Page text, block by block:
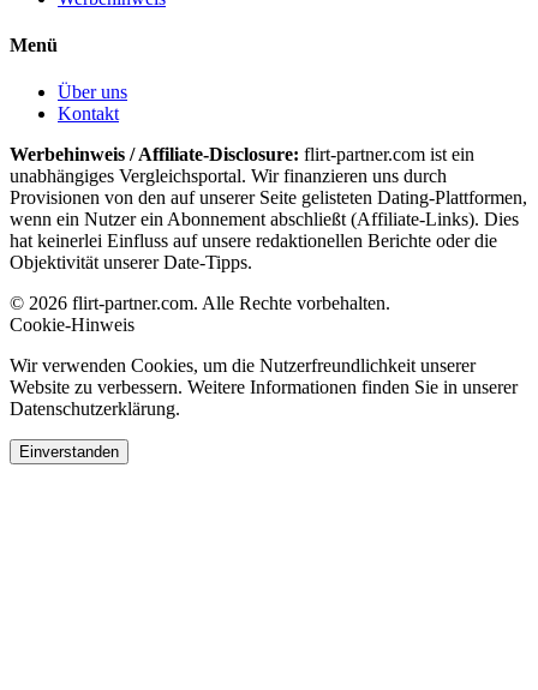
Menü
Über uns
Kontakt
Werbehinweis / Affiliate-Disclosure: flirt-partner.com ist ein
unabhängiges Vergleichsportal. Wir finanzieren uns durch
Provisionen von den auf unserer Seite gelisteten Dating-Plattformen,
wenn ein Nutzer ein Abonnement abschließt (Affiliate-Links). Dies
hat keinerlei Einfluss auf unsere redaktionellen Berichte oder die
Objektivität unserer Date-Tipps.
© 2026 flirt-partner.com. Alle Rechte vorbehalten.
Cookie-Hinweis
Wir verwenden Cookies, um die Nutzerfreundlichkeit unserer
Website zu verbessern. Weitere Informationen finden Sie in unserer
Datenschutzerklärung.
Einverstanden